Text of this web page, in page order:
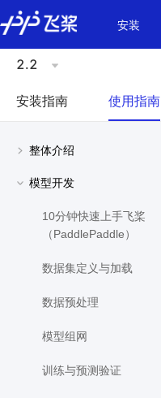
\u200E
安装
2.2
安装指南 使用指南
整体介绍
模型开发
10分钟快速上手飞桨
（PaddlePaddle）
数据集定义与加载
数据预处理
模型组网
训练与预测验证